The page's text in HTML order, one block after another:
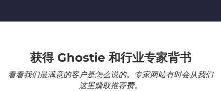
获得 Ghostie 和行业专家背书
看看我们最满意的客户是怎么说的。专家网站有时会从我们
这里赚取推荐费。